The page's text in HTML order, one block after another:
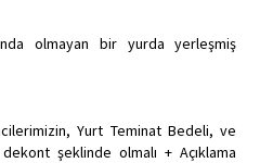
olmayan bir yurda yerleşmiş
Yurt Teminat Bedeli, ve
şeklinde olmalı + Açıklama